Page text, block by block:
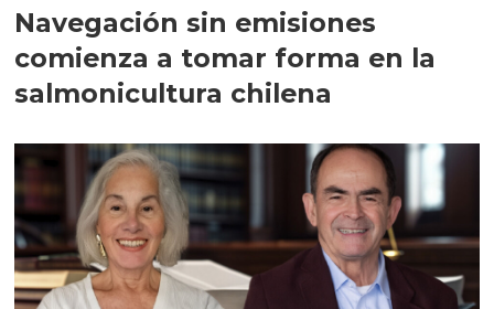
Navegación sin emisiones
comienza a tomar forma en la
salmonicultura chilena